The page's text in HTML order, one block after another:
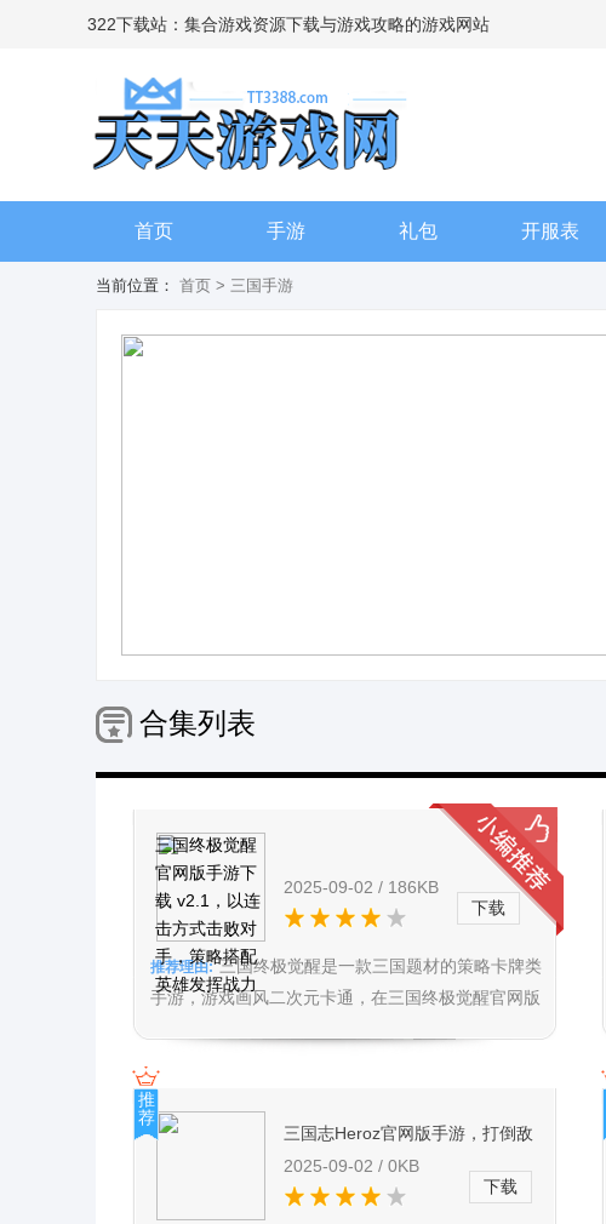
322下载站：集合游戏资源下载与游戏攻略的游戏网站
首页 手游 礼包 开服表
当前位置： 首页 > 三国手游
合集列表
三国终极觉醒
官网版手游下
载 v2.1，以连
击方式击败对
手，策略搭配
英雄发挥战力
2025-09-02 / 186KB
下载
推荐理由: 三国终极觉醒是一款三国题材的策略卡牌类
手游，游戏画风二次元卡通，在三国终极觉醒官网版
三国志Heroz官网版手游，打倒敌
方主将即获胜，规则清晰易上手
2025-09-02 / 0KB
下载
推
荐